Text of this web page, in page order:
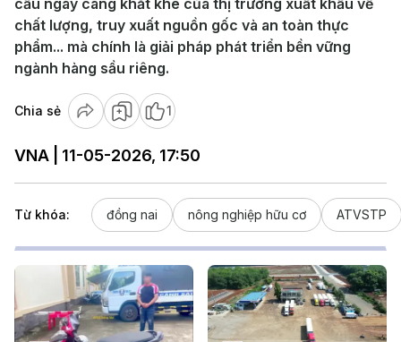
cầu ngày càng khắt khe của thị trường xuất khẩu về
chất lượng, truy xuất nguồn gốc và an toàn thực
phẩm... mà chính là giải pháp phát triển bền vững
ngành hàng sầu riêng.
Chia sẻ 1
VNA | 11-05-2026, 17:50
Từ khóa: đồng nai nông nghiệp hữu cơ ATVSTP